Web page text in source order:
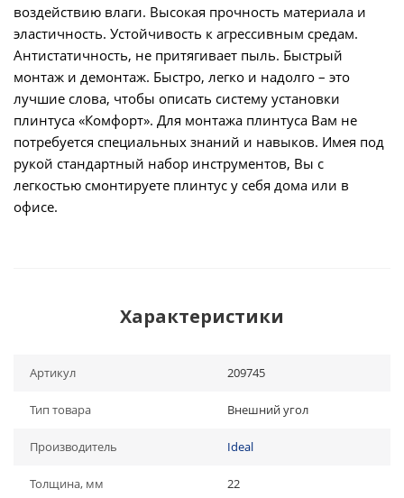
воздействию влаги. Высокая прочность материала и
эластичность. Устойчивость к агрессивным средам.
Антистатичность, не притягивает пыль. Быстрый
монтаж и демонтаж. Быстро, легко и надолго – это
лучшие слова, чтобы описать систему установки
плинтуса «Комфорт». Для монтажа плинтуса Вам не
потребуется специальных знаний и навыков. Имея под
рукой стандартный набор инструментов, Вы с
легкостью смонтируете плинтус у себя дома или в
офисе.
Характеристики
Артикул 209745
Тип товара Внешний угол
Производитель Ideal
Толщина, мм 22